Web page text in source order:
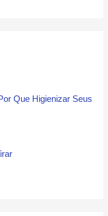
Que Higienizar Seus